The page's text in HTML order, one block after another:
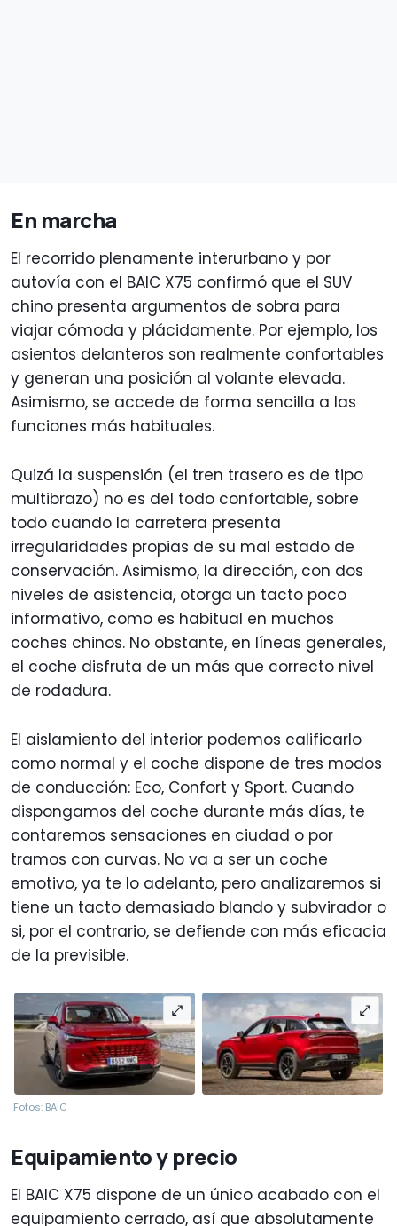
En marcha
El recorrido plenamente interurbano y por
autovía con el BAIC X75 confirmó que el SUV
chino presenta argumentos de sobra para
viajar cómoda y plácidamente. Por ejemplo, los
asientos delanteros son realmente confortables
y generan una posición al volante elevada.
Asimismo, se accede de forma sencilla a las
funciones más habituales.
Quizá la suspensión (el tren trasero es de tipo
multibrazo) no es del todo confortable, sobre
todo cuando la carretera presenta
irregularidades propias de su mal estado de
conservación. Asimismo, la dirección, con dos
niveles de asistencia, otorga un tacto poco
informativo, como es habitual en muchos
coches chinos. No obstante, en líneas generales,
el coche disfruta de un más que correcto nivel
de rodadura.
El aislamiento del interior podemos calificarlo
como normal y el coche dispone de tres modos
de conducción: Eco, Confort y Sport. Cuando
dispongamos del coche durante más días, te
contaremos sensaciones en ciudad o por
tramos con curvas. No va a ser un coche
emotivo, ya te lo adelanto, pero analizaremos si
tiene un tacto demasiado blando y subvirador o
si, por el contrario, se defiende con más eficacia
de la previsible.
Fotos: BAIC
Equipamiento y precio
El BAIC X75 dispone de un único acabado con el
equipamiento cerrado, así que absolutamente